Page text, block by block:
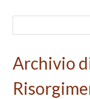
Archivio